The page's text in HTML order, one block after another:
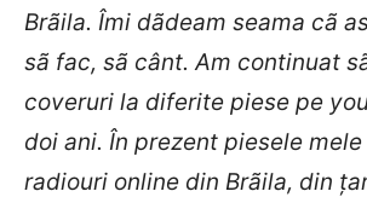
Brãila. Îmi dãdeam seama cã
sã fac, sã cânt. Am continuat
coveruri la diferite piese pe
doi ani. În prezent piesele
radiouri online din Brãila, din